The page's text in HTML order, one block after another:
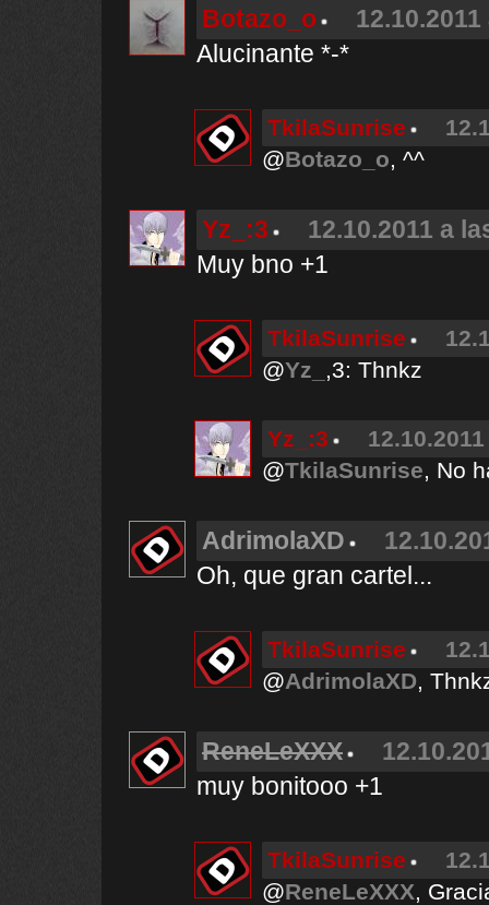
Botazo_o
Alucinante *-*
TkilaSunrise
@Botazo_o, ^^
Yz_:3
12.10.2011 a
Muy bno +1
TkilaSunrise
@Yz_ ,3: Thnkz
Yz_:3
@TkilaSunrise, No
AdrimolaXD
Oh, que gran cartel...
TkilaSunrise
@AdrimolaXD,
ReneLeXXX
muy bonitooo +1
TkilaSunrise
@ReneLeXXX,